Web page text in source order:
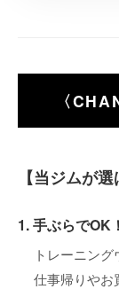
〈
【当ジムが
1. 手ぶらでOK
トレーニン
仕事帰りやお